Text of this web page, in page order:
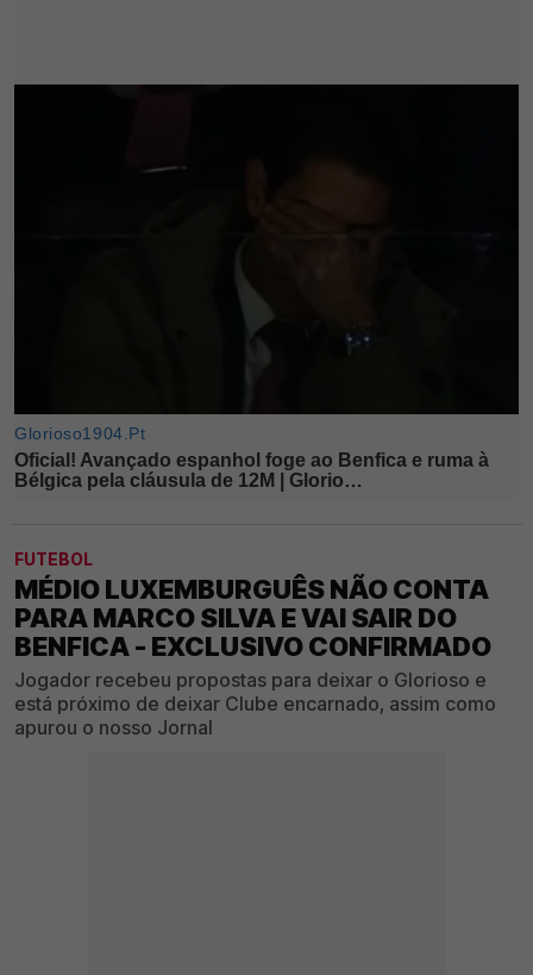
FUTEBOL
MÉDIO LUXEMBURGUÊS NÃO CONTA
PARA MARCO SILVA E VAI SAIR DO
BENFICA - EXCLUSIVO CONFIRMADO
Jogador recebeu propostas para deixar o Glorioso e
está próximo de deixar Clube encarnado, assim como
apurou o nosso Jornal